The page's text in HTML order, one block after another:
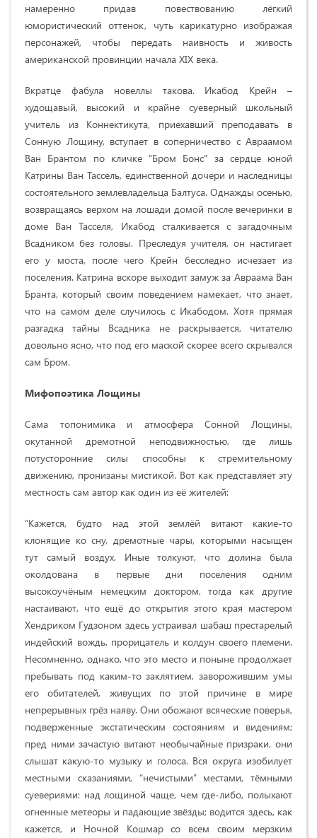
намеренно придав повествованию лёгкий
юмористический оттенок, чуть карикатурно изображая
персонажей, чтобы передать наивность и живость
американской провинции начала XIX века.
Вкратце фабула новеллы такова. Икабод Крейн –
худощавый, высокий и крайне суеверный школьный
учитель из Коннектикута, приехавший преподавать в
Сонную Лощину, вступает в соперничество с Авраамом
Ван Брантом по кличке “Бром Бонс” за сердце юной
Катрины Ван Тассель, единственной дочери и наследницы
состоятельного землевладельца Балтуса. Однажды осенью,
возвращаясь верхом на лошади домой после вечеринки в
доме Ван Тасселя, Икабод сталкивается с загадочным
Всадником без головы. Преследуя учителя, он настигает
его у моста, после чего Крейн бесследно исчезает из
поселения. Катрина вскоре выходит замуж за Авраама Ван
Бранта, который своим поведением намекает, что знает,
что на самом деле случилось с Икабодом. Хотя прямая
разгадка тайны Всадника не раскрывается, читателю
довольно ясно, что под его маской скорее всего скрывался
сам Бром.
Мифопоэтика Лощины
Сама топонимика и атмосфера Сонной Лощины,
окутанной дремотной неподвижностью, где лишь
потусторонние силы способны к стремительному
движению, пронизаны мистикой. Вот как представляет эту
местность сам автор как один из её жителей:
“Кажется, будто над этой землёй витают какие-то
клонящие ко сну, дремотные чары, которыми насыщен
тут самый воздух. Иные толкуют, что долина была
околдована в первые дни поселения одним
высокоучёным немецким доктором, тогда как другие
настаивают, что ещё до открытия этого края мастером
Хендриком Гудзоном здесь устраивал шабаш престарелый
индейский вождь, прорицатель и колдун своего племени.
Несомненно, однако, что это место и поныне продолжает
пребывать под каким-то заклятием, заворожившим умы
его обитателей, живущих по этой причине в мире
непрерывных грёз наяву. Они обожают всяческие поверья,
подверженные экстатическим состояниям и видениям;
пред ними зачастую витают необычайные призраки, они
слышат какую-то музыку и голоса. Вся округа изобилует
местными сказаниями, “нечистыми” местами, тёмными
суевериями: над лощиной чаще, чем где-либо, полыхают
огненные метеоры и падающие звёзды; водится здесь, как
кажется, и Ночной Кошмар со всем своим мерзким